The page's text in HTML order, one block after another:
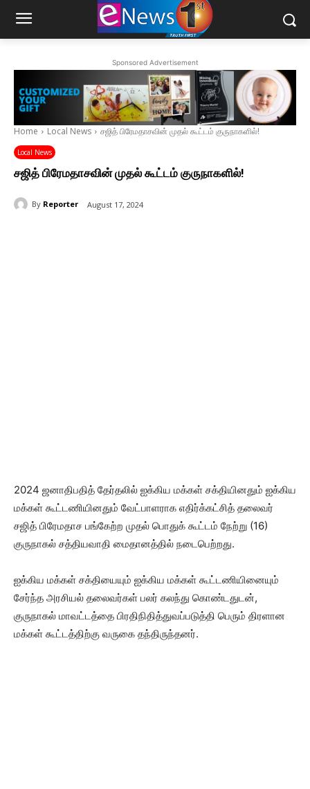
Sponsored Advertisement
Home Local News சஜித் பிரேமதாசவின் முதல் கூட்டம் குருநாகளில்!
Local News
சஜித் பிரேமதாசவின் முதல் கூட்டம் குருநாகளில்!
By Reporter August 17, 2024
2024 ஜனாதிபதித் தேர்தலில் ஐக்கிய மக்கள் சக்தியினதும் ஐக்கிய
மக்கள் கூட்டணியினதும் வேட்பாளராக எதிர்க்கட்சித் தலைவர்
சஜித் பிரேமதாச பங்கேற்ற முதல் பொதுக் கூட்டம் நேற்று (16)
குருநாகல் சத்தியவாதி மைதானத்தில் நடைபெற்றது.
ஐக்கிய மக்கள் சக்தியையும் ஐக்கிய மக்கள் கூட்டணியினையும்
சேர்ந்த அரசியல் தலைவர்கள் பலர் கலந்து கொண்டதுடன்,
குருநாகல் மாவட்டத்தை பிரதிநிதித்துவப்படுத்தி பெரும் திரளான
மக்கள் கூட்டத்திற்கு வருகை தந்திருந்தனர்.